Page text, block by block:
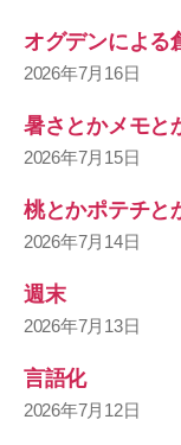
オグデンによる
2026年7月16日
暑さとかメモと
2026年7月15日
桃とかポテチと
2026年7月14日
週末
2026年7月13日
言語化
2026年7月12日